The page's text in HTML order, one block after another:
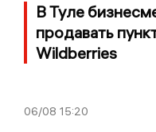
В Туле
продавать
Wildberries
06/08 15:20